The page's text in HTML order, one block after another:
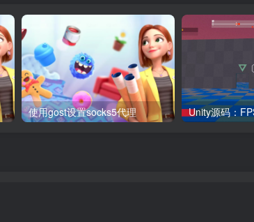
使用gost设置socks5代理